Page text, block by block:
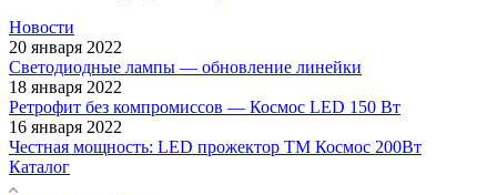
Новости
20 января 2022
Светодиодные лампы — обновление линейки
18 января 2022
Ретрофит без компромиссов — Космос LED 150 Вт
16 января 2022
Честная мощность: LED прожектор ТМ Космос 200Вт
Каталог